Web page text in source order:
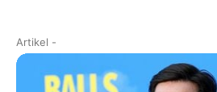
Artikel -